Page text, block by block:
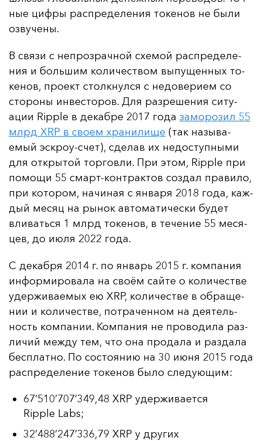
ные циф­ры рас­пре­де­ле­ния то­ке­нов не бы­ли
оз­ву­че­ны.
В свя­зи с неп­роз­рач­ной схе­мой рас­пре­де­ле­
ния и боль­шим ко­ли­чес­твом вы­пу­щен­ных то­
ке­нов, про­ект стол­кнул­ся с не­до­ве­ри­ем со
сто­ро­ны ин­вес­то­ров. Для раз­ре­ше­ния си­ту­
ации Ripple в де­каб­ре 2017 го­да за­мо­ро­зил 55
млрд XRP в сво­ем хра­ни­ли­ще (так на­зы­ва­
емый эс­кроу-счет), сде­лав их не­дос­туп­ны­ми
для от­кры­той тор­гов­ли. При этом, Ripple при
по­мо­щи 55 смарт-кон­трак­тов соз­дал пра­ви­ло,
при ко­то­ром, на­чи­ная с ян­ва­ря 2018 го­да, каж­
дый ме­сяц на ры­нок ав­то­ма­ти­чес­ки бу­дет
вли­вать­ся 1 млрд то­ке­нов, в те­че­ние 55 ме­ся­
цев, до и­юля 2022 го­да.
С де­каб­ря 2014 г. по ян­варь 2015 г. ком­па­ния
ин­фор­ми­ро­ва­ла на сво­ём сай­те о ко­ли­чес­тве
удер­жи­ва­емых ею XRP, ко­ли­чес­тве в об­ра­ще­
нии и ко­ли­чес­тве, пот­ра­чен­ном на де­ятель­
ность ком­па­нии. Ком­па­ния не про­во­ди­ла раз­
ли­чий меж­ду тем, что она про­да­ла и раз­да­ла
бес­плат­но. По сос­то­янию на 30 и­юня 2015 го­да
рас­пре­де­ле­ние то­ке­нов бы­ло сле­ду­ющим:
67’510’707’349,48 XRP удерживается
Ripple Labs;
32’488’247’336,79 XRP у других